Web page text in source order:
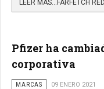
Pfizer ha
corporativa
MARCAS 09 ENERO 2021